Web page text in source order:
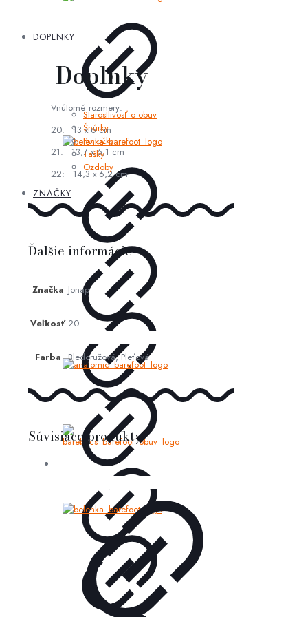
DOPLNKY
Doplnky
Starostlivosť o obuv
Šnúrky
Ponožky
Tašky
Ozdoby
ZNAČKY
Vnútorné rozmery:
20: 13 x 6 cm
21: 13,7 x 6,1 cm
22: 14,3 x 6,2 cm
Ďalšie informácie
Značka Jonap
Veľkosť 20
Farba Bledoružová, Pleťová
Súvisiace produkty